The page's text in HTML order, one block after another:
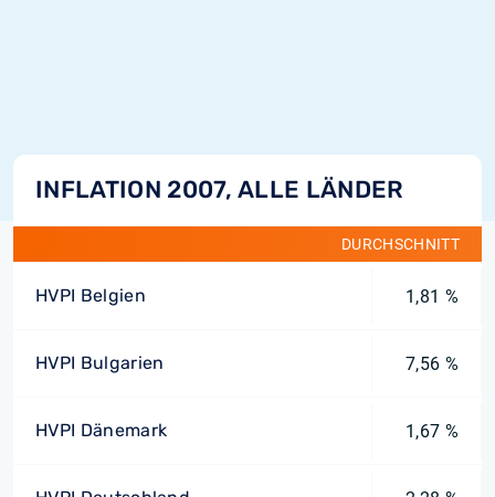
INFLATION 2007, ALLE LÄNDER
DURCHSCHNITT
HVPI Belgien 1,81 %
HVPI Bulgarien 7,56 %
HVPI Dänemark 1,67 %